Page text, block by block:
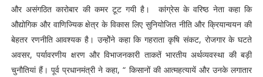
और असंगठित कारोबार की कमर टूट गयी है। कांग्रेस के वरिष्ठ नेता कहा कि
औद्योगिक और वाणिज्यिक क्षेत्र के विकास लिए सुनियोजित नीति और क्रियान्वयन की
बेहतर रणनीति आवश्यक है। उन्होेंने कहा कि गहराता कृषि संकट, रोजगार के घटते
अवसर, पर्यावरणीय क्षरण और विभाजनकारी ताकतें भारतीय अर्थव्यवस्था की बड़ी
चुनाैतियां हैं। पूर्व प्रधानमंत्री ने कहा, “ किसानों की आत्महत्यायें और उनके लगातार